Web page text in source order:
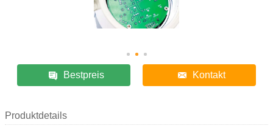
Bestpreis Kontakt
Produktdetails